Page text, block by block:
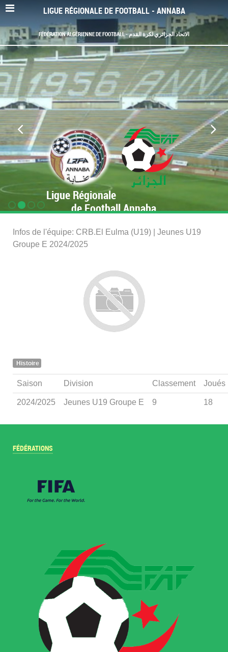
LIGUE RÉGIONALE DE FOOTBALL - ANNABA
FÉDÉRATION ALGÉRIENNE DE FOOTBALL - الاتحاد الجزائري لكرة القدم
Ligue Régionale
de Football Annaba
Infos de l'équipe: CRB.El Eulma (U19) | Jeunes U19
Groupe E 2024/2025
Histoire
Saison Division Classement Joués
2024/2025 Jeunes U19 Groupe E 9 18
FÉDÉRATIONS